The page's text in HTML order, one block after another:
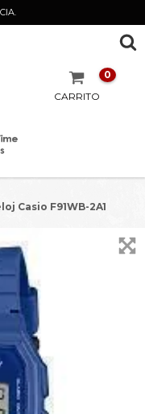
CARRITO
0
Casio F91WB-2A1